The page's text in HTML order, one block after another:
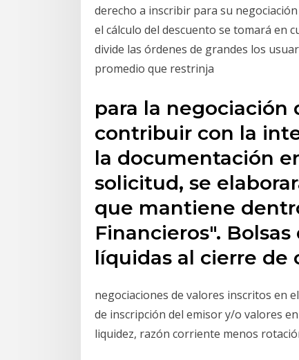
derecho a inscribir para su
el cálculo del descuento se tomará en
divide las órdenes de grandes los
promedio que restrinja
para la negociación
contribuir con la
la documentación
solicitud, se
que mantiene
Financieros".
líquidas al cierre de
negociaciones de valores inscritos en
de inscripción del emisor y/o valores
liquidez, razón corriente menos